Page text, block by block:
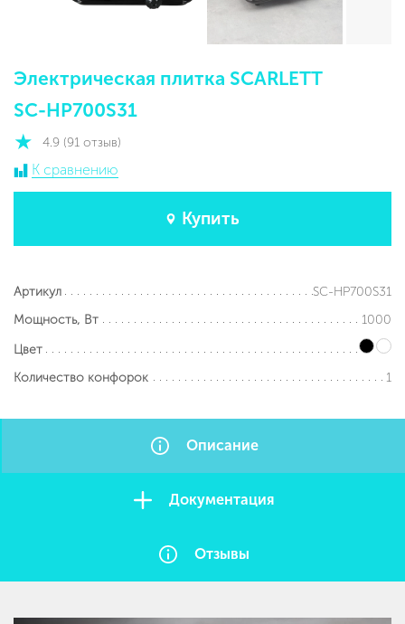
Электрическая плитка SCARLETT
SC-HP700S31
4.9 (91 отзыв)
К сравнению
Купить
Артикул
SC-HP700S31
Мощность, Вт
1000
Цвет
Количество конфорок
1
Описание
Документация
Отзывы